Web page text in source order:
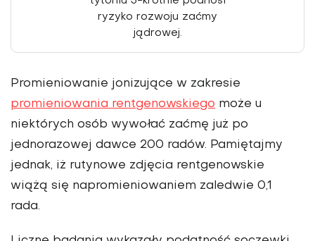
ryzyko rozwoju zaćmy
jądrowej.
Promieniowanie jonizujące w zakresie
promieniowa­nia rentgenowskiego może u
niektórych osób wywołać zaćmę już po
jednorazowej dawce 200 radów. Pamię­tajmy
jednak, iż rutynowe zdjęcia rentgenowskie
wiążą się napromieniowa­niem zaledwie 0,1
rada.